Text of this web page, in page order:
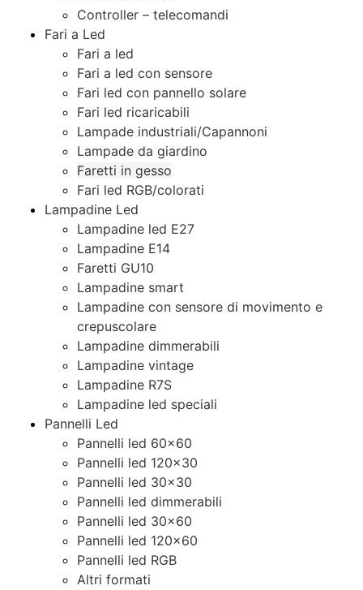
Controller – telecomandi
Fari a Led
Fari a led
Fari a led con sensore
Fari led con pannello solare
Fari led ricaricabili
Lampade industriali/Capannoni
Lampade da giardino
Faretti in gesso
Fari led RGB/colorati
Lampadine Led
Lampadine led E27
Lampadine E14
Faretti GU10
Lampadine smart
Lampadine con sensore di movimento e
crepuscolare
Lampadine dimmerabili
Lampadine vintage
Lampadine R7S
Lampadine led speciali
Pannelli Led
Pannelli led 60×60
Pannelli led 120×30
Pannelli led 30×30
Pannelli led dimmerabili
Pannelli led 30×60
Pannelli led 120×60
Pannelli led RGB
Altri formati